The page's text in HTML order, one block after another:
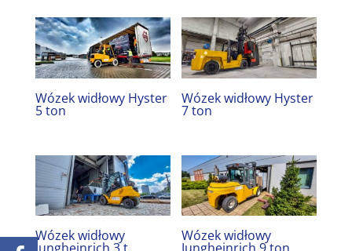
Wózek widłowy Hyster
5 ton
Wózek widłowy Hyster
7 ton
Wózek widłowy Wózek widłowy